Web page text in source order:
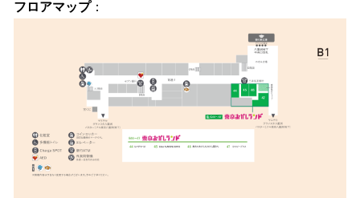
フロアマップ：